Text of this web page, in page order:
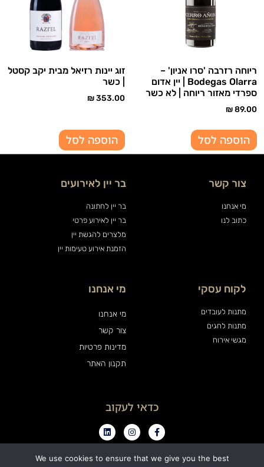
ריוחה רזרבה 'סרו אניון' –
Bodegas Olarra | יין אדום
ספרדי מאזור ריוחה | לא כשר
₪89.00
הוספה לסל
זוג יינות רזיאל מבית יקב קסטל
| כשר
₪353.00
הוספה לסל
צור קשר
מי אנחנו
כתוב לנו
בר יין לאירועים
בר יין לחתונה
בר יין לאירוע פרטי
מלצרים להגשת יין
הזמנת אירוע טעימות יין
לקוח עסקי
מתנות לעובדים
מתנות לחגים
מגשי אירוח
מי אנחנו
מי אנחנו
צור קשר
מדינות פרטיות
תקנון האתר
כדאי לעקוב
We use cookies to ensure that we give you the best